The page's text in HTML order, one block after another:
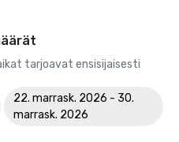
tarjoavat ensisijaisesti
22. marrask. 2026 - 30.
marrask. 2026